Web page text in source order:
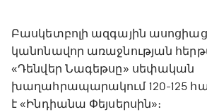
Բասկետբոլի ազգային
կանոնավոր առաջնության
«Դենվեր Նագեթսը» սեփական
խաղահրապարակում 120-125
է «Ինդիանա Փեյսերսին»։